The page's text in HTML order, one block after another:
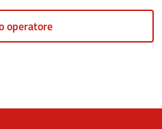
operatore